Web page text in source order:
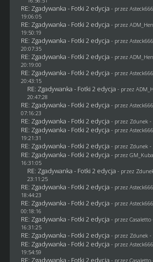
RE: Zgadywanka - Fotki 2 edycja - przez
19:06:05
RE: Zgadywanka - Fotki 2 edycja - przez
19:50:19
RE: Zgadywanka - Fotki 2 edycja - przez
20:07:35
RE: Zgadywanka - Fotki 2 edycja - przez
20:19:00
RE: Zgadywanka - Fotki 2 edycja - przez
20:43:15
RE: Zgadywanka - Fotki 2 edycja - przez
20:47:28
RE: Zgadywanka - Fotki 2 edycja - przez
07:16:23
RE: Zgadywanka - Fotki 2 edycja - przez Zdunek -
RE: Zgadywanka - Fotki 2 edycja - przez
19:21:31
RE: Zgadywanka - Fotki 2 edycja - przez Zdunek -
RE: Zgadywanka - Fotki 2 edycja - przez GM_Kuba
16:31:05
RE: Zgadywanka - Fotki 2 edycja - przez
23:11:25
RE: Zgadywanka - Fotki 2 edycja - przez
18:44:23
RE: Zgadywanka - Fotki 2 edycja - przez
00:18:16
RE: Zgadywanka - Fotki 2 edycja - przez Casaletto
16:31:25
RE: Zgadywanka - Fotki 2 edycja - przez Zdunek -
RE: Zgadywanka - Fotki 2 edycja - przez
19:54:59
RE: Zgadywanka - Fotki 2 edycja - przez Casaletto